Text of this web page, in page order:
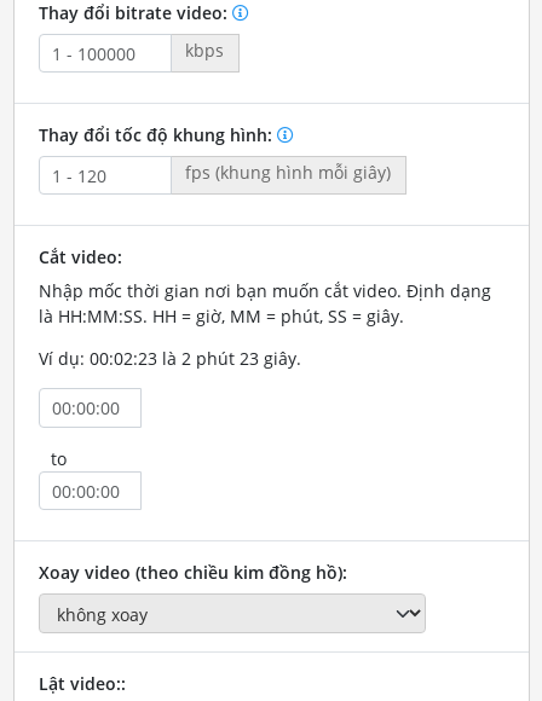
Thay đổi bitrate video:
kbps
Thay đổi tốc độ khung hình:
fps (khung hình mỗi giây)
Cắt video:
Nhập mốc thời gian nơi bạn muốn cắt video. Định dạng
là HH:MM:SS. HH = giờ, MM = phút, SS = giây.
Ví dụ: 00:02:23 là 2 phút 23 giây.
to
Xoay video (theo chiều kim đồng hồ):
Lật video::